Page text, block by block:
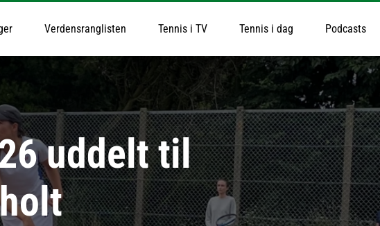
Verdensranglisten Tennis i TV Tennis i dag Podcasts
uddelt til